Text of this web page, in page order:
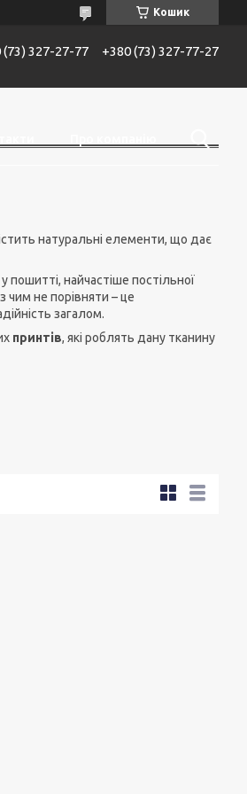
Кошик
(73) 327-27-77 +380 (73) 327-77-27
натуральні елементи, що дає
найчастіше постільної
чим не порівняти – це
загалом.
принтів, які роблять дану тканину